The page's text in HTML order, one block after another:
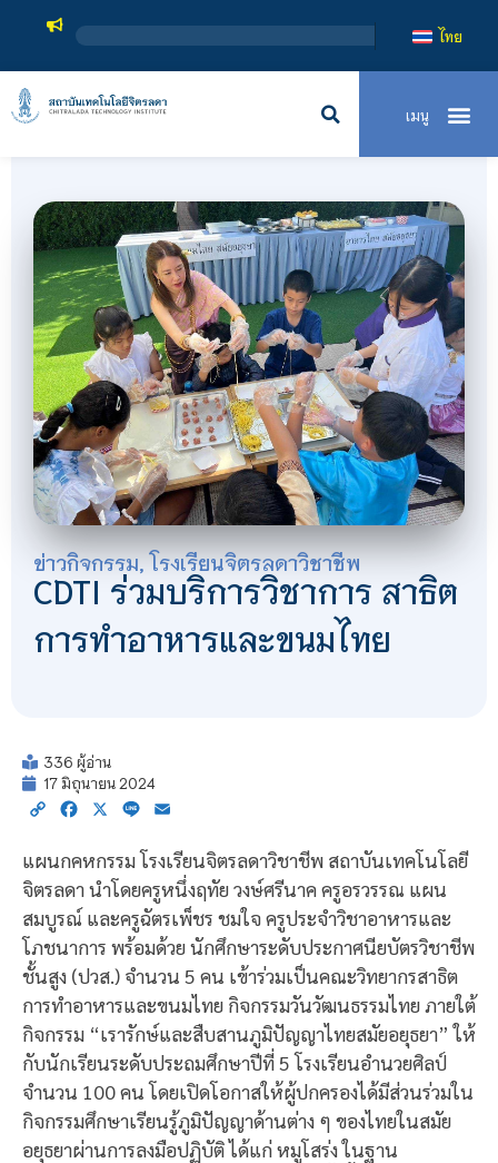
สถาบันเทคโ
ไทย
ข่าวกิจกรรม,โรงเรียนจิตรลดาวิชาชีพ
CDTI ร่วมบริการวิชาการ สาธิต
การทำอาหารและขนมไทย
336 ผู้อ่าน
17 มิถุนายน 2024
Copy Facebook
X Line
แผนกคหกรรม โรงเรียนจิตรลดาวิชาชีพ สถาบันเทคโนโลยี
จิตรลดา นำโดยครูหนึ่งฤทัย วงษ์ศรีนาค ครูอรวรรณ แผน
สมบูรณ์ และครูฉัตรเพ็ชร ชมใจ ครูประจำวิชาอาหารและ
โภชนาการ พร้อมด้วย นักศึกษาระดับประกาศนียบัตรวิชาชีพ
ชั้นสูง (ปวส.) จำนวน 5 คน เข้าร่วมเป็นคณะวิทยากรสาธิต
การทำอาหารและขนมไทย กิจกรรมวันวัฒนธรรมไทย ภายใต้
กิจกรรม “เรารักษ์และสืบสานภูมิปัญญาไทยสมัยอยุธยา” ให้
กับนักเรียนระดับประถมศึกษาปีที่ 5 โรงเรียนอำนวยศิลป์
จำนวน 100 คน โดยเปิดโอกาสให้ผู้ปกครองได้มีส่วนร่วมใน
กิจกรรมศึกษาเรียนรู้ภูมิปัญญาด้านต่าง ๆ ของไทยในสมัย
อยุธยาผ่านการลงมือปฏิบัติ ได้แก่ หมูโสร่ง ในฐาน